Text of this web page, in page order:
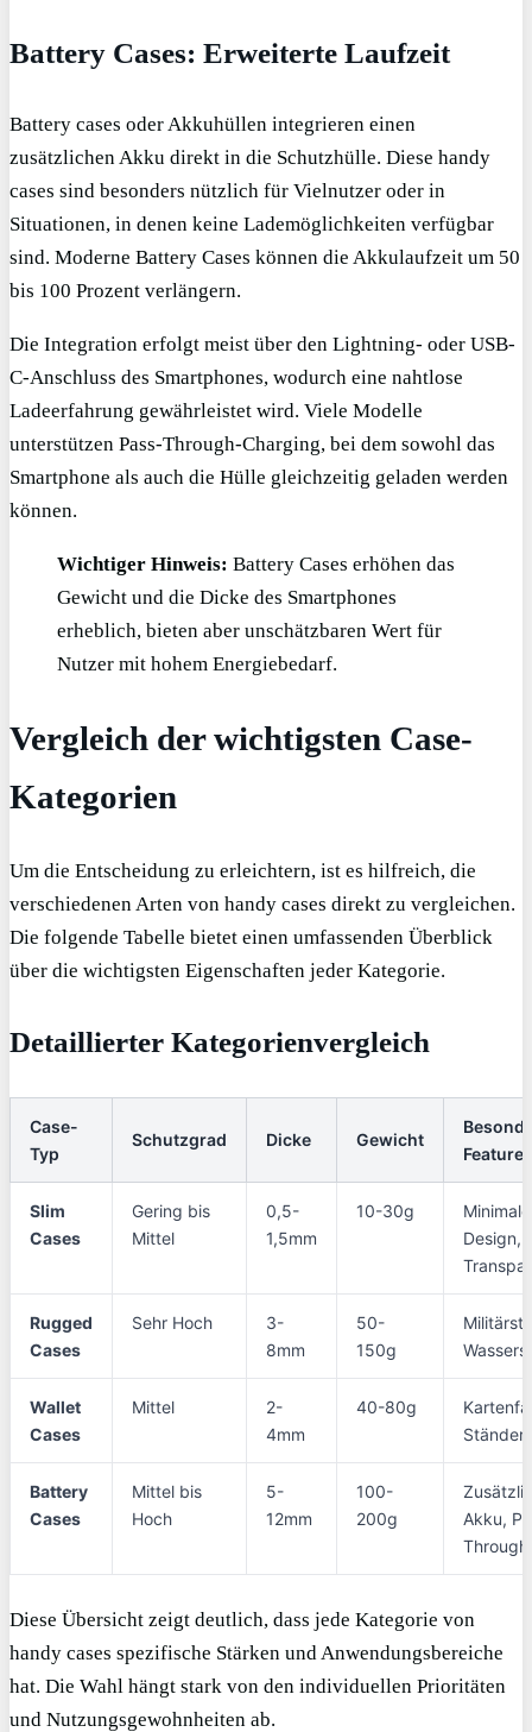
Battery Cases: Erweiterte Laufzeit
Battery cases oder Akkuhüllen integrieren einen
zusätzlichen Akku direkt in die Schutzhülle. Diese handy
cases sind besonders nützlich für Vielnutzer oder in
Situationen, in denen keine Lademöglichkeiten verfügbar
sind. Moderne Battery Cases können die Akkulaufzeit um 50
bis 100 Prozent verlängern.
Die Integration erfolgt meist über den Lightning- oder USB-
C-Anschluss des Smartphones, wodurch eine nahtlose
Ladeerfahrung gewährleistet wird. Viele Modelle
unterstützen Pass-Through-Charging, bei dem sowohl das
Smartphone als auch die Hülle gleichzeitig geladen werden
können.
Wichtiger Hinweis: Battery Cases erhöhen das
Gewicht und die Dicke des Smartphones
erheblich, bieten aber unschätzbaren Wert für
Nutzer mit hohem Energiebedarf.
Vergleich der wichtigsten Case-
Kategorien
Um die Entscheidung zu erleichtern, ist es hilfreich, die
verschiedenen Arten von handy cases direkt zu vergleichen.
Die folgende Tabelle bietet einen umfassenden Überblick
über die wichtigsten Eigenschaften jeder Kategorie.
Detaillierter Kategorienvergleich
Case-
Typ
Schutzgrad Dicke Gewicht
Features
Slim
Cases
Gering bis
Mittel
0,5-
1,5mm
10-30g
Design,
Rugged
Cases
Sehr Hoch
3-
8mm
50-
150g
Wallet
Cases
Mittel
2-
4mm
40-80g
Battery
Cases
Mittel bis
Hoch
5-
12mm
100-
200g
Akku,
Through
Diese Übersicht zeigt deutlich, dass jede Kategorie von
handy cases spezifische Stärken und Anwendungsbereiche
hat. Die Wahl hängt stark von den individuellen Prioritäten
und Nutzungsgewohnheiten ab.